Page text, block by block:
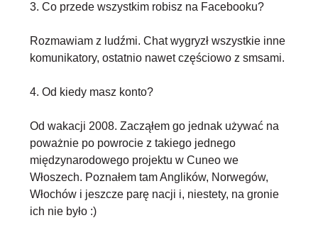
3. Co przede wszystkim robisz na Facebooku?
Rozmawiam z ludźmi. Chat wygryzł wszystkie inne
komunikatory, ostatnio nawet częściowo z smsami.
4. Od kiedy masz konto?
Od wakacji 2008. Zacząłem go jednak używać na
poważnie po powrocie z takiego jednego
międzynarodowego projektu w Cuneo we
Włoszech. Poznałem tam Anglików, Norwegów,
Włochów i jeszcze parę nacji i, niestety, na gronie
ich nie było :)